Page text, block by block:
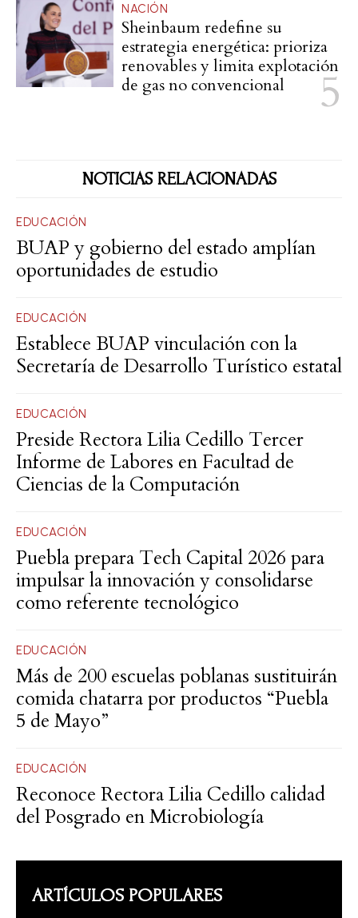
NACIÓN
Sheinbaum redefine su
estrategia energética: prioriza
renovables y limita explotación
de gas no convencional
NOTICIAS RELACIONADAS
EDUCACIÓN
BUAP y gobierno del estado amplían
oportunidades de estudio
EDUCACIÓN
Establece BUAP vinculación con la
Secretaría de Desarrollo Turístico estatal
EDUCACIÓN
Preside Rectora Lilia Cedillo Tercer
Informe de Labores en Facultad de
Ciencias de la Computación
EDUCACIÓN
Puebla prepara Tech Capital 2026 para
impulsar la innovación y consolidarse
como referente tecnológico
EDUCACIÓN
Más de 200 escuelas poblanas sustituirán
comida chatarra por productos “Puebla
5 de Mayo”
EDUCACIÓN
Reconoce Rectora Lilia Cedillo calidad
del Posgrado en Microbiología
ARTÍCULOS POPULARES